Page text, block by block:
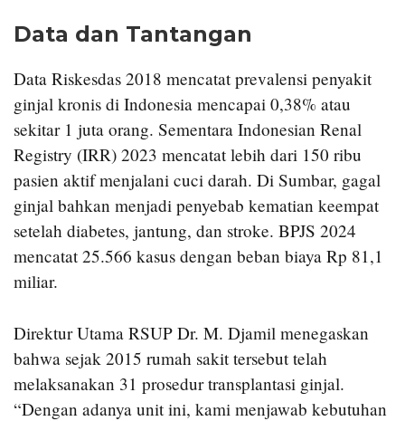
Data dan Tantangan
Data Riskesdas 2018 mencatat prevalensi penyakit
ginjal kronis di Indonesia mencapai 0,38% atau
sekitar 1 juta orang. Sementara Indonesian Renal
Registry (IRR) 2023 mencatat lebih dari 150 ribu
pasien aktif menjalani cuci darah. Di Sumbar, gagal
ginjal bahkan menjadi penyebab kematian keempat
setelah diabetes, jantung, dan stroke. BPJS 2024
mencatat 25.566 kasus dengan beban biaya Rp 81,1
miliar.
Direktur Utama RSUP Dr. M. Djamil menegaskan
bahwa sejak 2015 rumah sakit tersebut telah
melaksanakan 31 prosedur transplantasi ginjal.
“Dengan adanya unit ini, kami menjawab kebutuhan